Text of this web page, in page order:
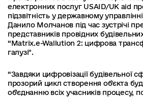
електронних послуг USAID/UK aid
підзвітність у державному
Данило Молчанов під час зустрічі
представників провідних
“Matrix.e-Wallution 2: цифрова
галузі".
“Завдяки цифровізації будівельної
прозорий цикл створення об'єкта
об'єднанню всіх учасників процесу,